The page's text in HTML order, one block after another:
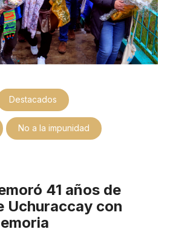
Destacados
No a la impunidad
41 años de
Uchuraccay con